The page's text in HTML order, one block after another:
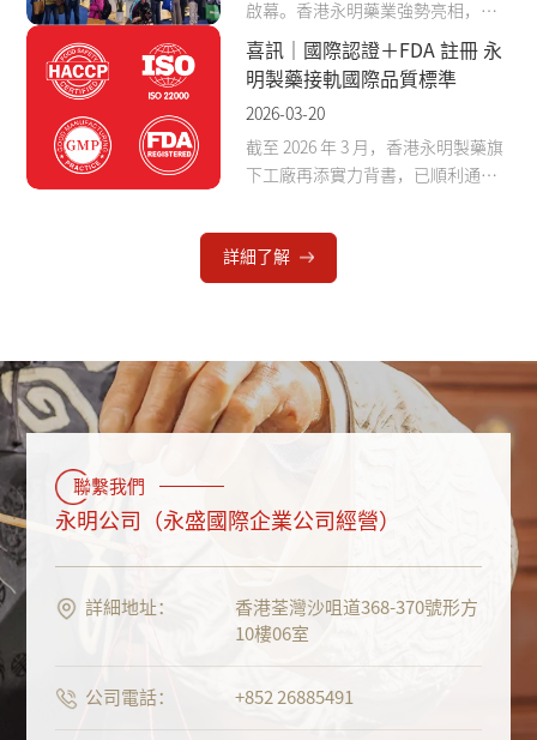
啟幕。香港永明藥業強勢亮相，憑
藉過硬的品牌實力、完善的生產銷
售牌照，以及多項國際權威認證與
資質，成為全場焦點。
喜訊｜國際認證＋FDA 註冊 永
明製藥接軌國際品質標準
2026-03-20
截至 2026 年 3 月，香港永明製藥旗
下工廠再添實力背書，已順利通過
體系認證，並成功完成美國 FDA 註
冊備案。
詳細了解
聯繫我們
永明公司（永盛國際企業公司經營）
詳細地址：
香港荃灣沙咀道368-370號形方
10樓06室
公司電話： +852 26885491